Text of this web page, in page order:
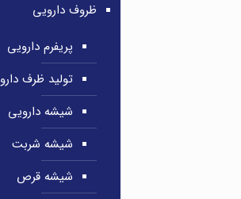
ظروف دارویی
پریفرم دارویی
تولید ظرف دارو
شیشه دارویی
شیشه شربت
شیشه قرص